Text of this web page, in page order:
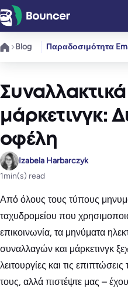
Μετάβαση
στο
περιεχόμενο
Blog Παραδοσιμότητα
μάρκετινγκ:
οφέλη
Izabela Harbarczyk
1min(s) read
Από όλους τους τύπους
ταχυδρομείου που
επικοινωνία, τα μηνύματα
συναλλαγών και μάρκετινγκ
λειτουργίες και τις
τους, αλλά πιστέψτε μας –